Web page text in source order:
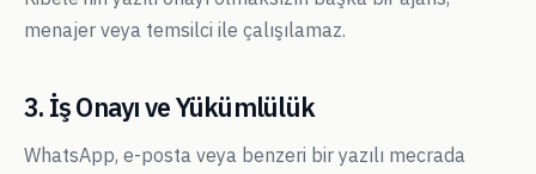
menajer veya temsilci ile çalışılamaz.
3. İş Onayı ve Yükümlülük
WhatsApp, e-posta veya benzeri bir yazılı mecrada